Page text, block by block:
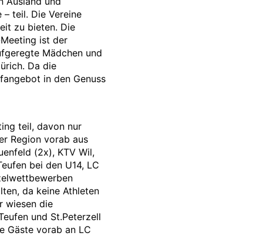
– teil. Die Vereine
zu bieten. Die
ist der
Mädchen und
Da die
in den Genuss
teil, davon nur
Region vorab aus
(2x), KTV Wil,
bei den U14, LC
da keine Athleten
wiesen die
und St.Peterzell
Gäste vorab an LC